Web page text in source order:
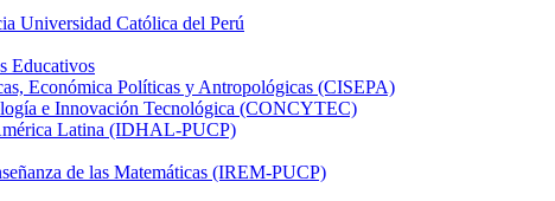
Universidad Católica del Perú
Educativos
Económica Políticas y Antropológicas (CISEPA)
e Innovación Tecnológica (CONCYTEC)
Latina (IDHAL-PUCP)
de las Matemáticas (IREM-PUCP)